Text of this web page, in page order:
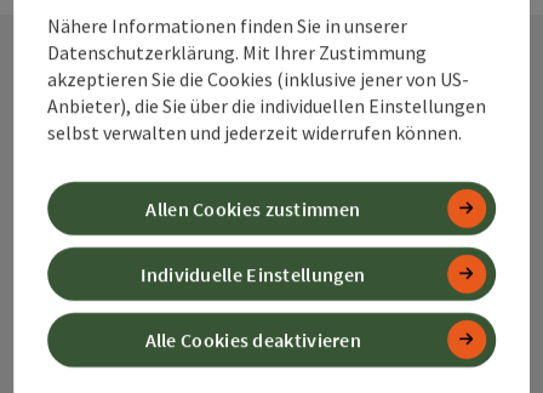
Kontakt
Alpenland Tourismus GmbH
Bahnhofstraße 2
4580 Windischgarsten
+43 50 360 360 360
Nähere Informationen finden Sie in unserer
Datenschutzerklärung. Mit Ihrer Zustimmung
akzeptieren Sie die Cookies (inklusive jener von US-
Anbieter), die Sie über die individuellen Einstellungen
selbst verwalten und jederzeit widerrufen können.
Alle Cookies deaktivieren
Individuelle Einstellungen
Allen Cookies zustimmen